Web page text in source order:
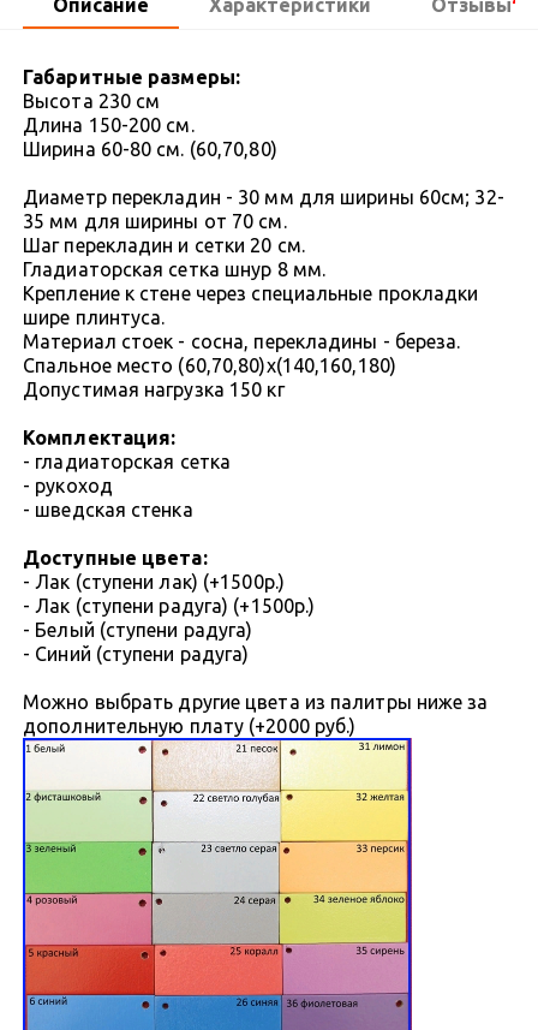
Описание Характеристики Отзывы
Габаритные размеры:
Высота 230 см
Длина 150-200 см.
Ширина 60-80 см. (60,70,80)
Диаметр перекладин - 30 мм для ширины 60см; 32-
35 мм для ширины от 70 см.
Шаг перекладин и сетки 20 см.
Гладиаторская сетка шнур 8 мм.
Крепление к стене через специальные прокладки
шире плинтуса.
Материал стоек - сосна, перекладины - береза.
Спальное место (60,70,80)х(140,160,180)
Допустимая нагрузка 150 кг
Комплектация:
- гладиаторская сетка
- рукоход
- шведская стенка
Доступные цвета:
- Лак (ступени лак) (+1500р.)
- Лак (ступени радуга) (+1500р.)
- Белый (ступени радуга)
- Синий (ступени радуга)
Можно выбрать другие цвета из палитры ниже за
дополнительную плату (+2000 руб.)